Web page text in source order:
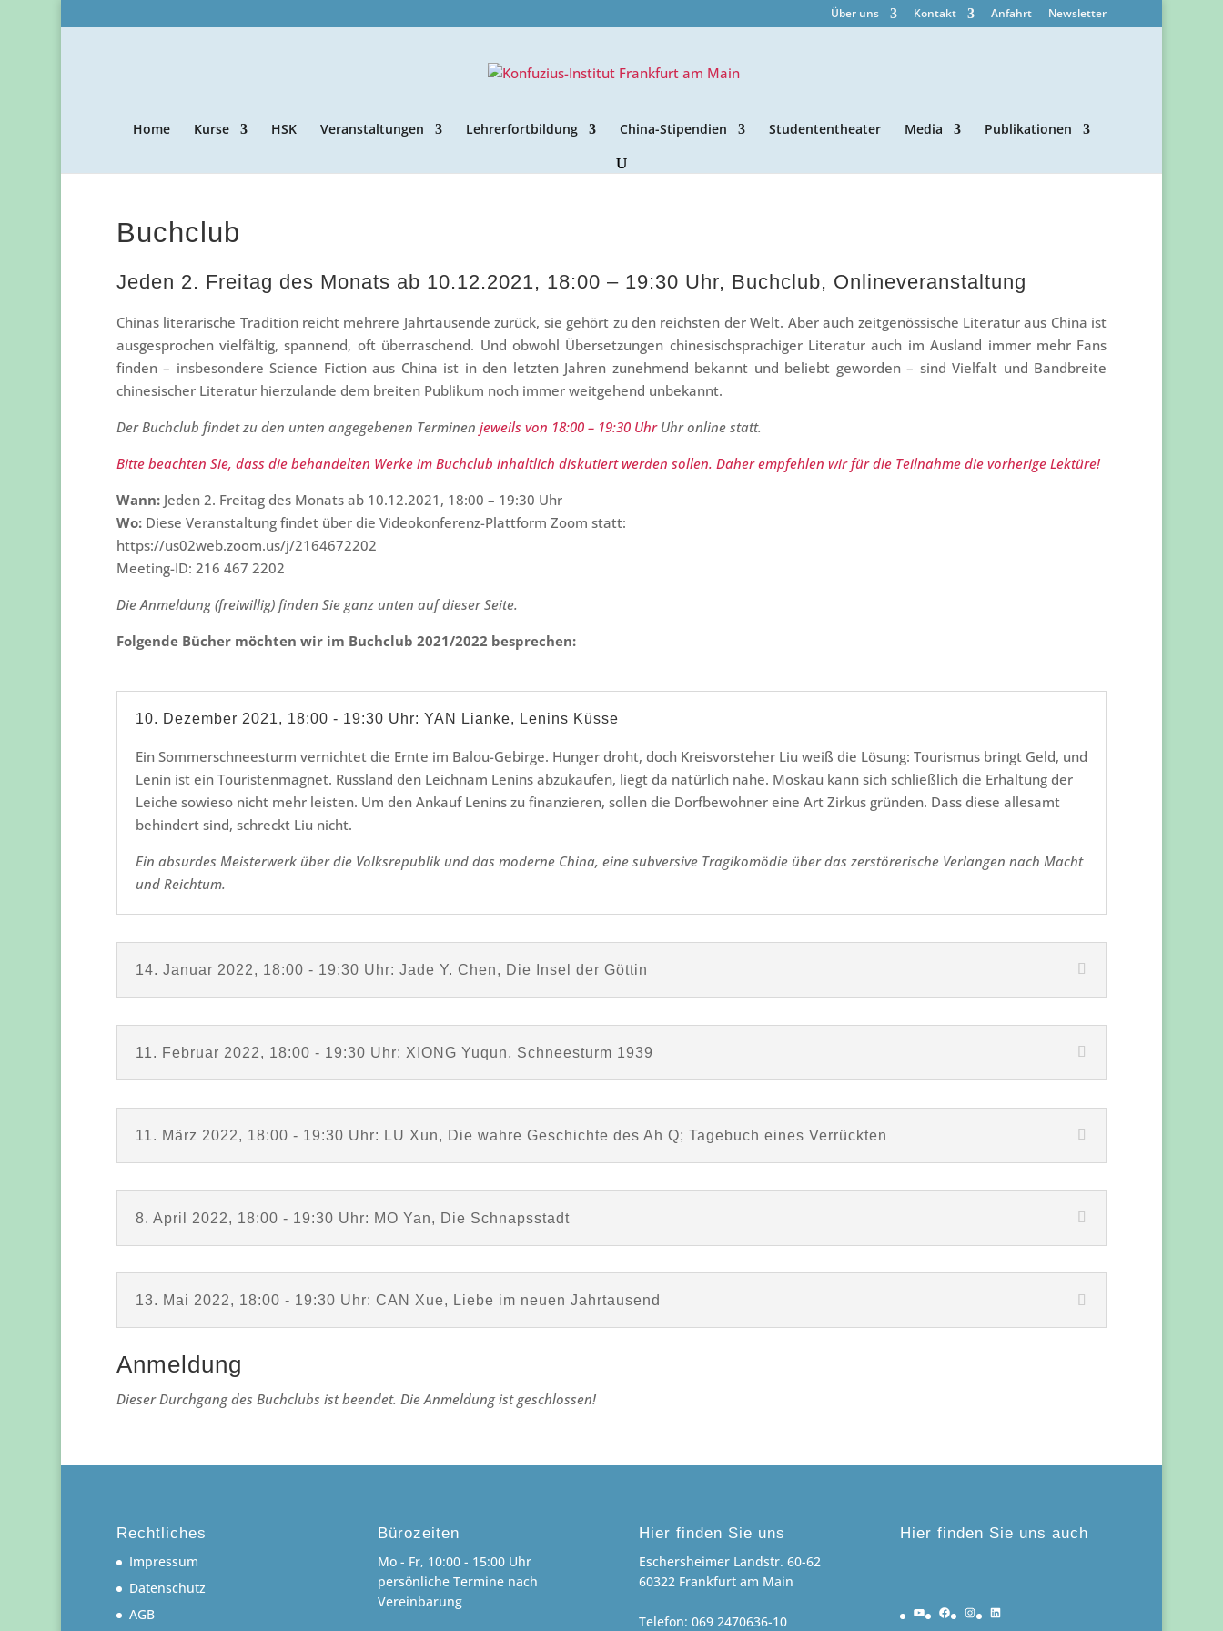
Über uns Kontakt Anfahrt Newsletter
Home Kurse HSK Veranstaltungen Lehrerfortbildung China-Stipendien Studententheater Media Publikationen
Buchclub
Jeden 2. Freitag des Monats ab 10.12.2021, 18:00 – 19:30 Uhr, Buchclub, Onlineveranstaltung
Chinas literarische Tradition reicht mehrere Jahrtausende zurück, sie gehört zu den reichsten der Welt. Aber auch zeitgenössische Literatur aus China ist
ausgesprochen vielfältig, spannend, oft überraschend. Und obwohl Übersetzungen chinesischsprachiger Literatur auch im Ausland immer mehr Fans
finden – insbesondere Science Fiction aus China ist in den letzten Jahren zunehmend bekannt und beliebt geworden – sind Vielfalt und Bandbreite
chinesischer Literatur hierzulande dem breiten Publikum noch immer weitgehend unbekannt.
Der Buchclub findet zu den unten angegebenen Terminen jeweils von 18:00 – 19:30 UhrUhr online statt.
Bitte beachten Sie, dass die behandelten Werke im Buchclub inhaltlich diskutiert werden sollen. Daher empfehlen wir für die Teilnahme die vorherige Lektüre!
Wann:Jeden 2. Freitag des Monats ab 10.12.2021, 18:00 – 19:30 Uhr
Wo:Diese Veranstaltung findet über die Videokonferenz-Plattform Zoom statt:
https://us02web.zoom.us/j/2164672202
Meeting-ID: 216 467 2202
Die Anmeldung (freiwillig) finden Sie ganz unten auf dieser Seite.
Folgende Bücher möchten wir im Buchclub 2021/2022 besprechen:
10. Dezember 2021, 18:00 - 19:30 Uhr: YAN Lianke, Lenins Küsse
Ein Sommerschneesturm vernichtet die Ernte im Balou-Gebirge. Hunger droht, doch Kreisvorsteher Liu weiß die Lösung: Tourismus bringt Geld, und
Lenin ist ein Touristenmagnet. Russland den Leichnam Lenins abzukaufen, liegt da natürlich nahe. Moskau kann sich schließlich die Erhaltung der
Leiche sowieso nicht mehr leisten. Um den Ankauf Lenins zu finanzieren, sollen die Dorfbewohner eine Art Zirkus gründen. Dass diese allesamt
behindert sind, schreckt Liu nicht.
Ein absurdes Meisterwerk über die Volksrepublik und das moderne China, eine subversive Tragikomödie über das zerstörerische Verlangen nach Macht
und Reichtum.
14. Januar 2022, 18:00 - 19:30 Uhr: Jade Y. Chen, Die Insel der Göttin
11. Februar 2022, 18:00 - 19:30 Uhr: XIONG Yuqun, Schneesturm 1939
11. März 2022, 18:00 - 19:30 Uhr: LU Xun, Die wahre Geschichte des Ah Q; Tagebuch eines Verrückten
8. April 2022, 18:00 - 19:30 Uhr: MO Yan, Die Schnapsstadt
13. Mai 2022, 18:00 - 19:30 Uhr: CAN Xue, Liebe im neuen Jahrtausend
Anmeldung
Dieser Durchgang des Buchclubs ist beendet. Die Anmeldung ist geschlossen!
Rechtliches
Impressum
Datenschutz
AGB
Bürozeiten
Mo - Fr, 10:00 - 15:00 Uhr
persönliche Termine nach
Vereinbarung
Hier finden Sie uns
Eschersheimer Landstr. 60-62
60322 Frankfurt am Main
Telefon: 069 2470636-10
Hier finden Sie uns auch
YouTubeFacebook
Instagram
LinkedIn